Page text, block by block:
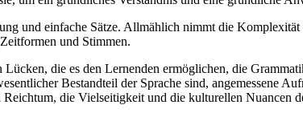
und einfache Sätze. Allmählich nimmt die Komplexität
und Stimmen.
die es den Lernenden ermöglichen, die
Bestandteil der Sprache sind, angemessene
die Vielseitigkeit und die kulturellen Nuancen